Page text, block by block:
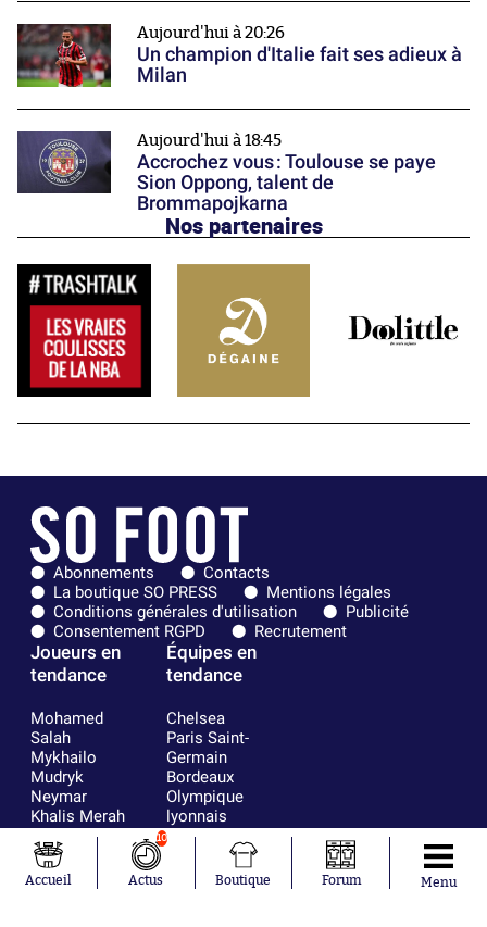
Aujourd'hui à 20:26
Un champion d'Italie fait ses adieux à
Milan
Aujourd'hui à 18:45
Accrochez vous : Toulouse se paye
Sion Oppong, talent de
Brommapojkarna
Nos partenaires
Abonnements
Contacts
La boutique SO PRESS
Mentions légales
Conditions générales d'utilisation
Publicité
Consentement RGPD
Recrutement
Joueurs en
tendance
Mohamed
Salah
Mykhailo
Mudryk
Neymar
Khalis Merah
Loïs Openda
Moussa
Niakhaté
Équipes en
tendance
Chelsea
Paris Saint-
Germain
Bordeaux
Olympique
lyonnais
FIFA
Real Madrid
RC Strasbourg
AC Milan
Accueil
10
Actus Boutique Forum Menu